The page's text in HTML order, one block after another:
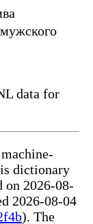
data for
dictionary
on 2026-08-
2026-08-04
). The